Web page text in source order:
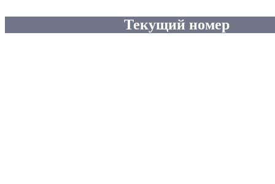
Текущий номер